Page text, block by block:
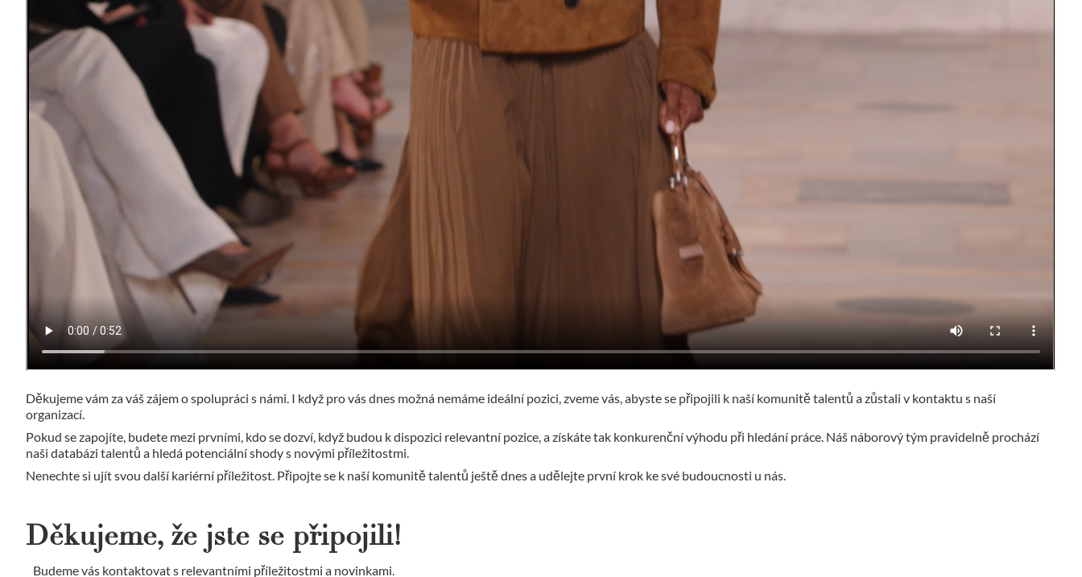
Děkujeme vám za váš zájem o spolupráci s námi. I když pro vás dnes možná nemáme ideální pozici, zveme vás, abyste se připojili k naší komunitě talentů a zůstali v kontaktu s naší
organizací.
Pokud se zapojíte, budete mezi prvními, kdo se dozví, když budou k dispozici relevantní pozice, a získáte tak konkurenční výhodu při hledání práce. Náš náborový tým pravidelně prochází
naši databázi talentů a hledá potenciální shody s novými příležitostmi.
Nenechte si ujít svou další kariérní příležitost. Připojte se k naší komunitě talentů ještě dnes a udělejte první krok ke své budoucnosti u nás.
Děkujeme, že jste se připojili!
Budeme vás kontaktovat s relevantními příležitostmi a novinkami.